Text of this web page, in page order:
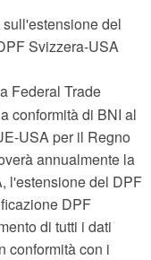
del
Svizzera-USA
Federal Trade
conformità di BNI al
USA per il Regno
annualmente la
l'estensione del DPF
DPF
di tutti i dati
conformità con i